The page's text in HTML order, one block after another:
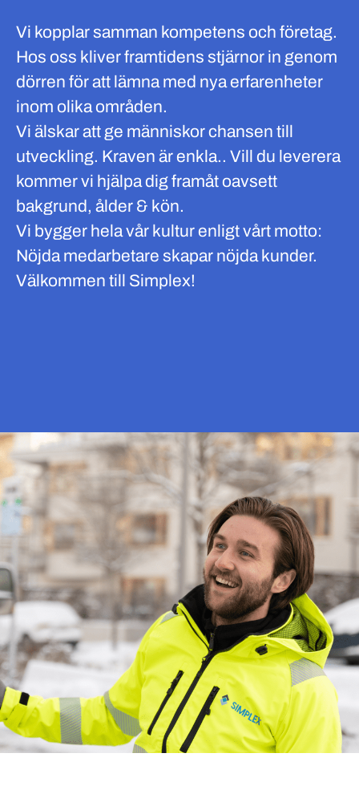
Vi kopplar samman kompetens och företag.
Hos oss kliver framtidens stjärnor in genom
dörren för att lämna med nya erfarenheter
inom olika områden.
Vi älskar att ge människor chansen till
utveckling. Kraven är enkla.. Vill du leverera
kommer vi hjälpa dig framåt oavsett
bakgrund, ålder & kön.
Vi bygger hela vår kultur enligt vårt motto:
Nöjda medarbetare skapar nöjda kunder.
Välkommen till Simplex!